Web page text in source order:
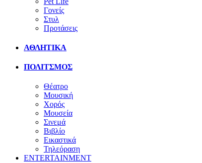
Γονείς
Στυλ
Προτάσεις
ΑΘΛΗΤΙΚΑ
ΠΟΛΙΤΣΜΟΣ
Θέατρο
Μουσική
Χορός
Μουσεία
Σινεμά
Βιβλίο
Εικαστικά
Τηλεόραση
ENTERTAINMENT